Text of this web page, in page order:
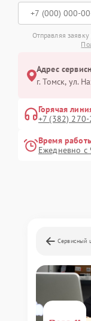
Отправляя
Адрес
г. Томск, ул.
Горячая
+7 (382)
Время
Ежедневно с
Сервисный